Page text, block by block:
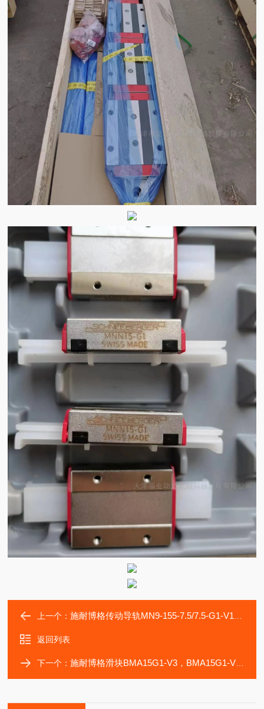
上一个：施耐博格传动导轨MN9-155-7.5/7.5-G1-V1-ZG设备滑块
返回列表
下一个：施耐博格滑块BMA15G1-V3，BMA15G1-V2轴承导轨